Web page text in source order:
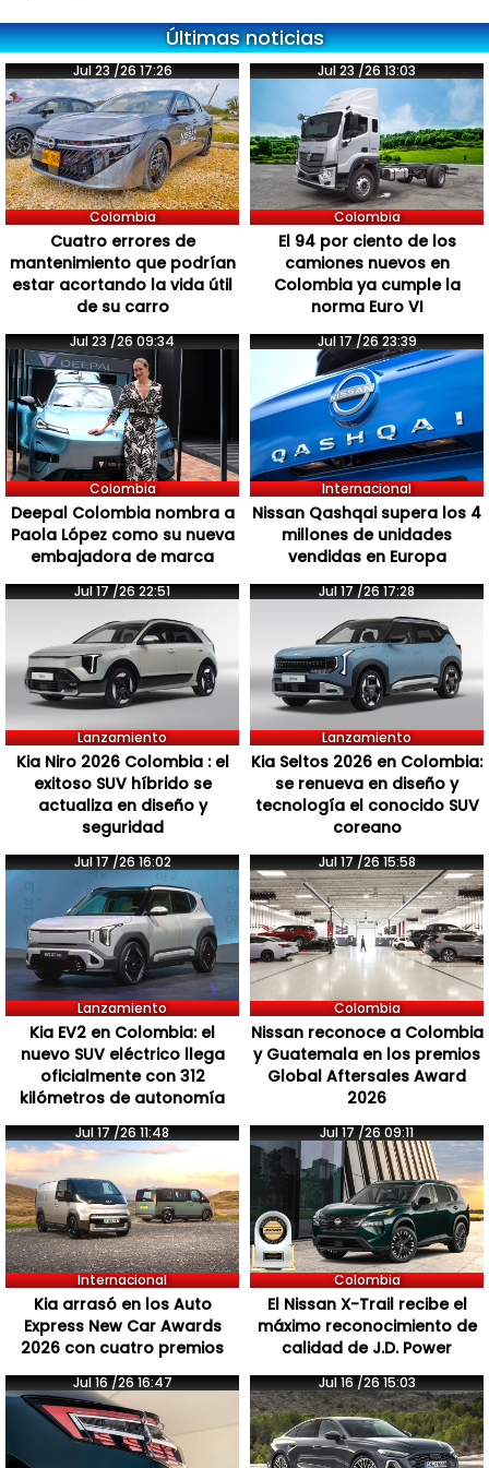
Últimas noticias
Jul 23 /26 17:26
Colombia
Cuatro errores de
mantenimiento que podrían
estar acortando la vida útil
de su carro
Jul 23 /26 13:03
Colombia
El 94 por ciento de los
camiones nuevos en
Colombia ya cumple la
norma Euro VI
Jul 23 /26 09:34
Colombia
Deepal Colombia nombra a
Paola López como su nueva
embajadora de marca
Jul 17 /26 23:39
Internacional
Nissan Qashqai supera los 4
millones de unidades
vendidas en Europa
Jul 17 /26 22:51
Lanzamiento
Kia Niro 2026 Colombia : el
exitoso SUV híbrido se
actualiza en diseño y
seguridad
Jul 17 /26 17:28
Lanzamiento
Kia Seltos 2026 en Colombia:
se renueva en diseño y
tecnología el conocido SUV
coreano
Jul 17 /26 16:02
Lanzamiento
Kia EV2 en Colombia: el
nuevo SUV eléctrico llega
oficialmente con 312
kilómetros de autonomía
Jul 17 /26 15:58
Colombia
Nissan reconoce a Colombia
y Guatemala en los premios
Global Aftersales Award
2026
Jul 17 /26 11:48
Internacional
Kia arrasó en los Auto
Express New Car Awards
2026 con cuatro premios
Jul 17 /26 09:11
Colombia
El Nissan X-Trail recibe el
máximo reconocimiento de
calidad de J.D. Power
Jul 16 /26 16:47 Jul 16 /26 15:03